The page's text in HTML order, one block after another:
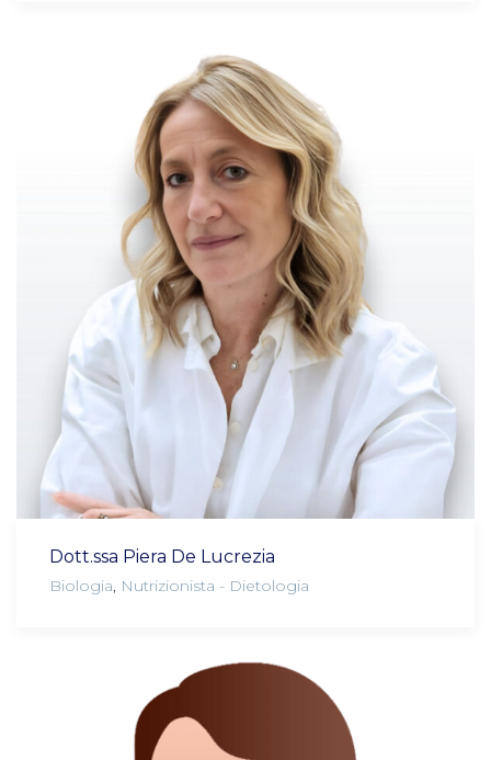
Dott.ssa Piera De Lucrezia
Biologia, Nutrizionista - Dietologia